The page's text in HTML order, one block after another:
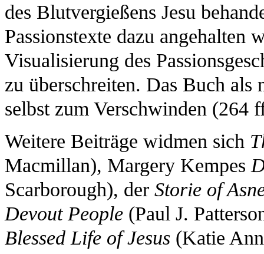
des Blutvergießens Jesu
Passionstexte dazu angehalten
Visualisierung des
zu überschreiten. Das Buch
selbst zum Verschwinden (264
Weitere Beiträge widmen sich
Macmillan), Margery Kempes
Scarborough), der Storie of
Devout People (Paul J.
Blessed Life of Jesus (Katie